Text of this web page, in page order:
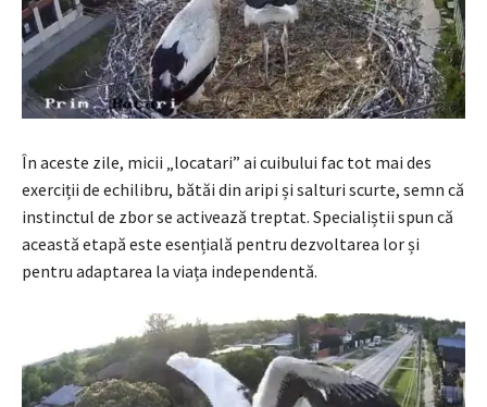
În aceste zile, micii „locatari” ai cuibului fac tot mai des
exerciții de echilibru, bătăi din aripi și salturi scurte, semn că
instinctul de zbor se activează treptat. Specialiștii spun că
această etapă este esențială pentru dezvoltarea lor și
pentru adaptarea la viața independentă.